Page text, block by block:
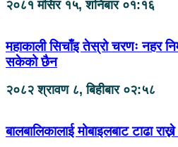
२०८१ मंसिर १५, शनिबार ०१:१६
महाकाली सिचाँइ तेस्रो चरणः नहर
सकेको छैन
२०८२ श्रावण ८, बिहीबार ०२:५८
बालबालिकालाई मोबाइलबाट टाढा